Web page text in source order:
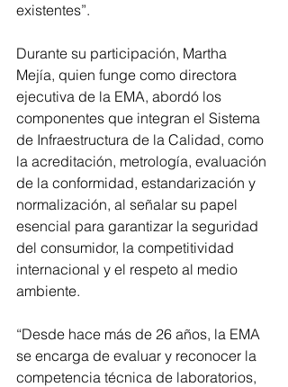
existentes”.
Durante su participación, Martha
Mejía, quien funge como directora
ejecutiva de la EMA, abordó los
componentes que integran el Sistema
de Infraestructura de la Calidad, como
la acreditación, metrología, evaluación
de la conformidad, estandarización y
normalización, al señalar su papel
esencial para garantizar la seguridad
del consumidor, la competitividad
internacional y el respeto al medio
ambiente.
“Desde hace más de 26 años, la EMA
se encarga de evaluar y reconocer la
competencia técnica de laboratorios,